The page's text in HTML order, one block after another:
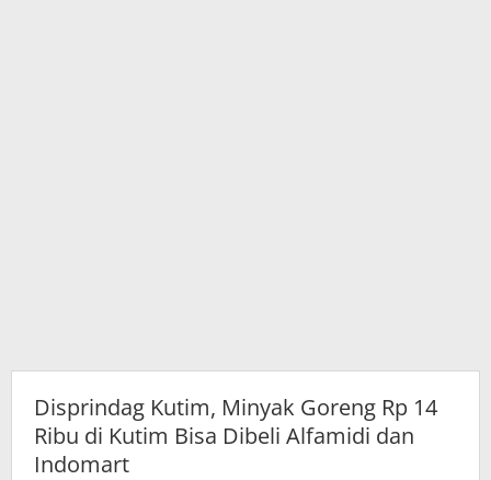
Disprindag Kutim, Minyak Goreng Rp 14
Ribu di Kutim Bisa Dibeli Alfamidi dan
Indomart